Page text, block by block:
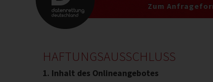
Zum
HAFTUNGSAUSSCHLUSS
1. Inhalt des Onlineangebotes